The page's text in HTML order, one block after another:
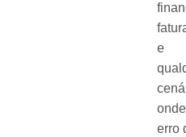
e
onde
erro